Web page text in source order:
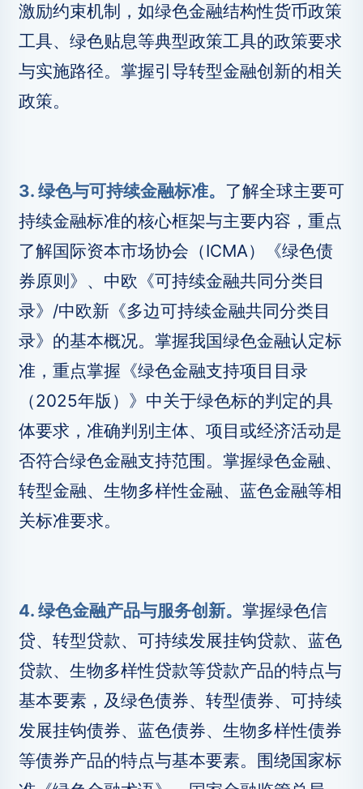
激励约束机制，如绿色金融结构性货币政策
工具、绿色贴息等典型政策工具的政策要求
与实施路径。掌握引导转型金融创新的相关
政策。
3. 绿色与可持续金融标准。 了解全球主要可
持续金融标准的核心框架与主要内容，重点
了解国际资本市场协会（ICMA）《绿色债
券原则》、中欧《可持续金融共同分类目
录》/中欧新《多边可持续金融共同分类目
录》的基本概况。掌握我国绿色金融认定标
准，重点掌握《绿色金融支持项目目录
（2025年版）》中关于绿色标的判定的具
体要求，准确判别主体、项目或经济活动是
否符合绿色金融支持范围。掌握绿色金融、
转型金融、生物多样性金融、蓝色金融等相
关标准要求。
4. 绿色金融产品与服务创新。 掌握绿色信
贷、转型贷款、可持续发展挂钩贷款、蓝色
贷款、生物多样性贷款等贷款产品的特点与
基本要素，及绿色债券、转型债券、可持续
发展挂钩债券、蓝色债券、生物多样性债券
等债券产品的特点与基本要素。围绕国家标